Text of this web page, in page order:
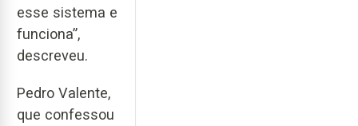
esse sistema e
funciona”,
descreveu.
Pedro Valente,
que confessou